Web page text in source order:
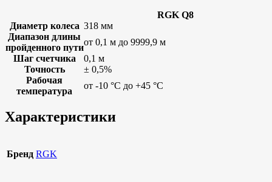
RGK Q8
Диаметр колеса 318 мм
Диапазон длины
пройденного пути
от 0,1 м до 9999,9 м
Шаг счетчика
0,1 м
Точность
± 0,5%
Рабочая
температура
от -10 °C до +45 °C
Характеристики
Бренд RGK